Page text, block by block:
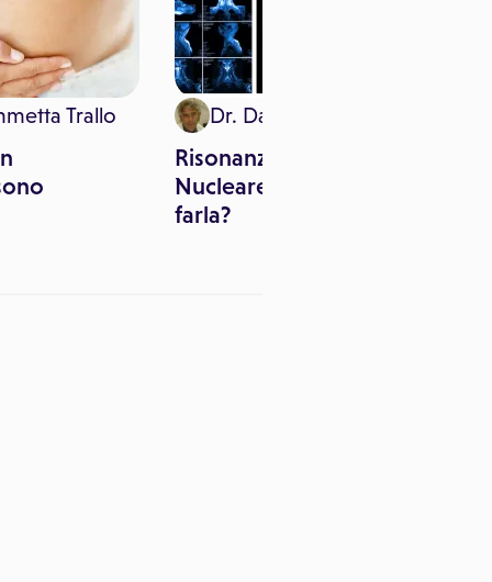
Trallo Dr. Daniele Prosetti
Risonanza Magnetica
Nucleare (RMN): quando
farla?